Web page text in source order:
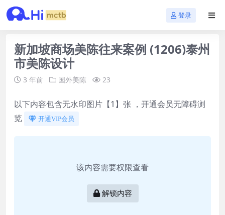
登录
新加坡商场美陈往来案例 (1206)泰州
市美陈设计
3 年前 国外美陈 23
以下内容包含无水印图片【1】张 ，开通会员无障碍浏
览
开通VIP会员
该内容需要权限查看
解锁内容